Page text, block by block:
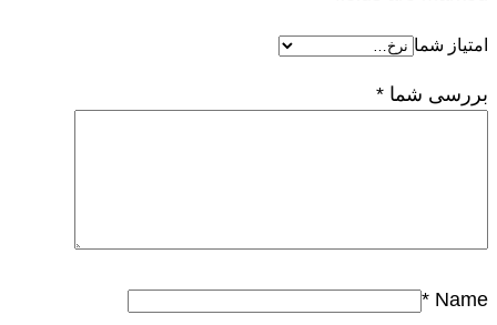
امتیاز شما
بررسی شما *
Name
*